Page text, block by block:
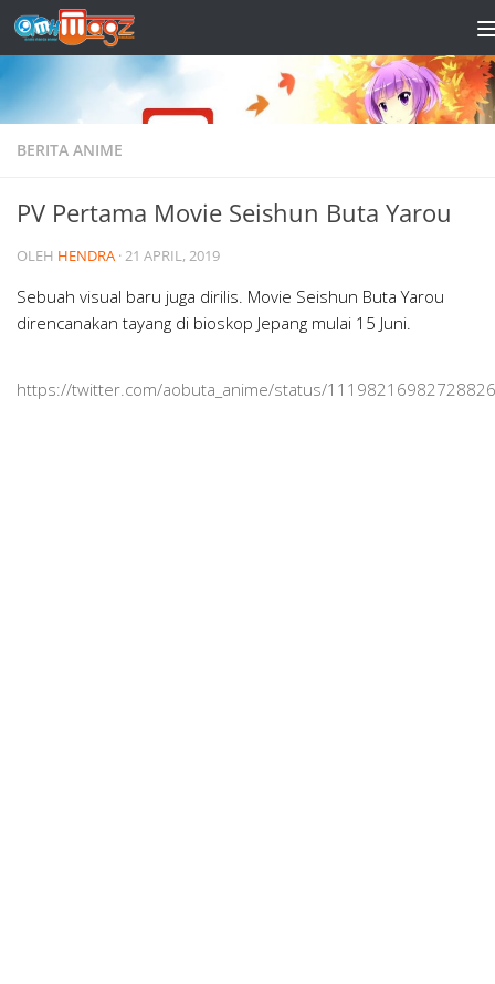
Skip to content
BERITA ANIME
PV Pertama Movie Seishun Buta Yarou
OLEH HENDRA ·21 APRIL, 2019
Sebuah visual baru juga dirilis. Movie Seishun Buta Yarou
direncanakan tayang di bioskop Jepang mulai 15 Juni.
https://twitter.com/aobuta_anime/status/